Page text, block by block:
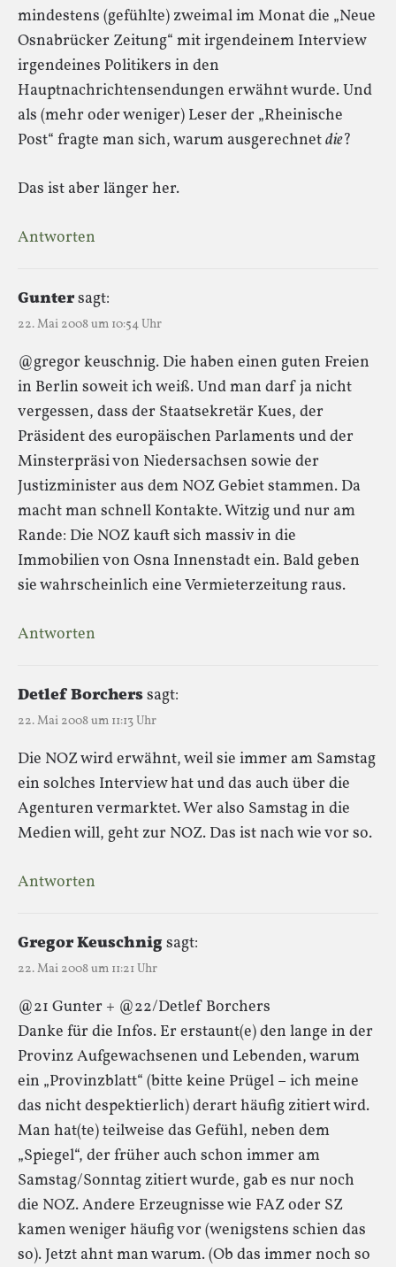
mindestens (gefühlte) zweimal im Monat die „Neue
Osnabrücker Zeitung“ mit irgendeinem Interview
irgendeines Politikers in den
Hauptnachrichtensendungen erwähnt wurde. Und
als (mehr oder weniger) Leser der „Rheinische
Post“ fragte man sich, warum ausgerechnetdie?
Das ist aber länger her.
Antworten
Guntersagt:
22. Mai 2008 um 10:54 Uhr
@gregor keuschnig. Die haben einen guten Freien
in Berlin soweit ich weiß. Und man darf ja nicht
vergessen, dass der Staatsekretär Kues, der
Präsident des europäischen Parlaments und der
Minsterpräsi von Niedersachsen sowie der
Justizminister aus dem NOZ Gebiet stammen. Da
macht man schnell Kontakte. Witzig und nur am
Rande: Die NOZ kauft sich massiv in die
Immobilien von Osna Innenstadt ein. Bald geben
sie wahrscheinlich eine Vermieterzeitung raus.
Antworten
Detlef Borcherssagt:
22. Mai 2008 um 11:13 Uhr
Die NOZ wird erwähnt, weil sie immer am Samstag
ein solches Interview hat und das auch über die
Agenturen vermarktet. Wer also Samstag in die
Medien will, geht zur NOZ. Das ist nach wie vor so.
Antworten
Gregor Keuschnigsagt:
22. Mai 2008 um 11:21 Uhr
@21 Gunter + @22/Detlef Borchers
Danke für die Infos. Er erstaunt(e) den lange in der
Provinz Aufgewachsenen und Lebenden, warum
ein „Provinzblatt“ (bitte keine Prügel – ich meine
das nicht despektierlich) derart häufig zitiert wird.
Man hat(te) teilweise das Gefühl, neben dem
„Spiegel“, der früher auch schon immer am
Samstag/Sonntag zitiert wurde, gab es nur noch
die NOZ. Andere Erzeugnisse wie FAZ oder SZ
kamen weniger häufig vor (wenigstens schien das
so). Jetzt ahnt man warum. (Ob das immer noch so